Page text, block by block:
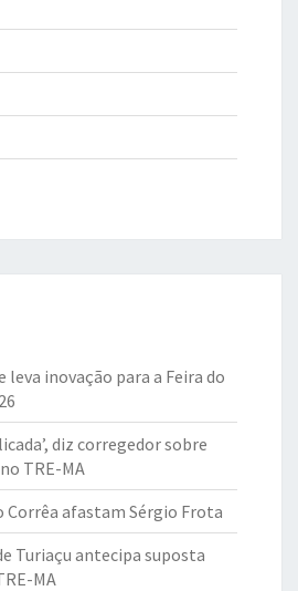
inovação para a Feira do
diz corregedor sobre
TRE-MA
Corrêa afastam Sérgio Frota
Turiaçu antecipa suposta
MA